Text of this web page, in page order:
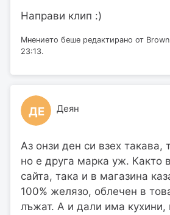
Направи клип :)
Мнението беше редактирано от
23:13.
ДЕ Деян
Аз онзи ден си взех такава,
но е друга марка уж. Както
сайта, така и в магазина
100% желязо, облечен в
лъжат. А и дали има